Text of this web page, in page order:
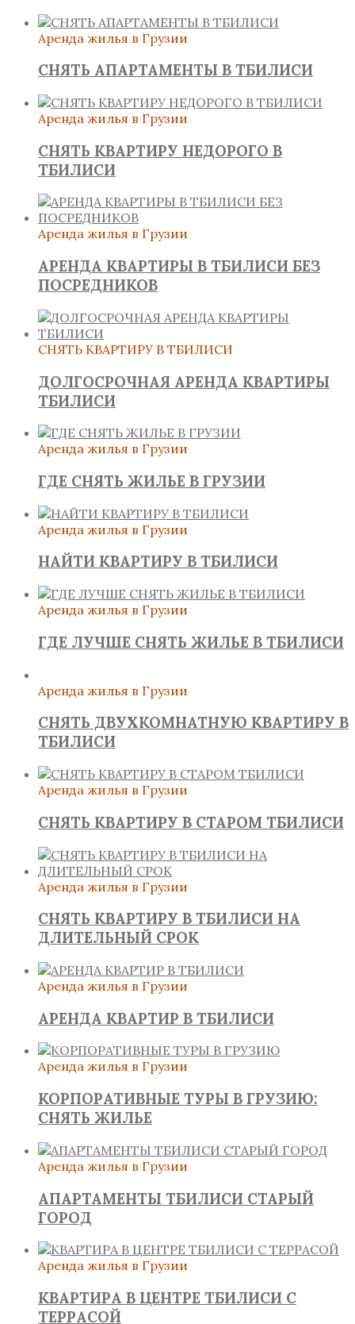
Аренда жилья в Грузии
СНЯТЬ АПАРТАМЕНТЫ В ТБИЛИСИ
Аренда жилья в Грузии
СНЯТЬ КВАРТИРУ НЕДОРОГО В
ТБИЛИСИ
Аренда жилья в Грузии
АРЕНДА КВАРТИРЫ В ТБИЛИСИ БЕЗ
ПОСРЕДНИКОВ
СНЯТЬ КВАРТИРУ В ТБИЛИСИ
ДОЛГОСРОЧНАЯ АРЕНДА КВАРТИРЫ
ТБИЛИСИ
Аренда жилья в Грузии
ГДЕ СНЯТЬ ЖИЛЬЕ В ГРУЗИИ
Аренда жилья в Грузии
НАЙТИ КВАРТИРУ В ТБИЛИСИ
Аренда жилья в Грузии
ГДЕ ЛУЧШЕ СНЯТЬ ЖИЛЬЕ В ТБИЛИСИ
Аренда жилья в Грузии
СНЯТЬ ДВУХКОМНАТНУЮ КВАРТИРУ В
ТБИЛИСИ
Аренда жилья в Грузии
СНЯТЬ КВАРТИРУ В СТАРОМ ТБИЛИСИ
Аренда жилья в Грузии
СНЯТЬ КВАРТИРУ В ТБИЛИСИ НА
ДЛИТЕЛЬНЫЙ СРОК
Аренда жилья в Грузии
АРЕНДА КВАРТИР В ТБИЛИСИ
Аренда жилья в Грузии
КОРПОРАТИВНЫЕ ТУРЫ В ГРУЗИЮ:
СНЯТЬ ЖИЛЬЕ
Аренда жилья в Грузии
АПАРТАМЕНТЫ ТБИЛИСИ СТАРЫЙ
ГОРОД
Аренда жилья в Грузии
КВАРТИРА В ЦЕНТРЕ ТБИЛИСИ С
ТЕРРАСОЙ